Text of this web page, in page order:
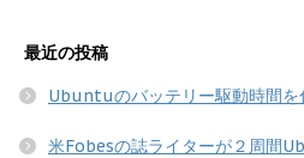
最近の投稿
Ubuntuのバッテリー駆動時間を
米Fobesの誌ライターが２周間